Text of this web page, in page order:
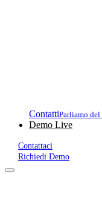
ContattiParliamo
Demo Live
Contattaci
Richiedi Demo